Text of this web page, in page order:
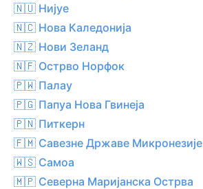
🇳🇺 Нијуе
🇳🇨 Нова Каледонија
🇳🇿 Нови Зеланд
🇳🇫 Острво Норфок
🇵🇼 Палау
🇵🇬 Папуа Нова Гвинеја
🇵🇳 Питкерн
🇫🇲 Савезне Државе Микронезије
🇼🇸 Самоа
🇲🇵 Северна Маријанска Острва